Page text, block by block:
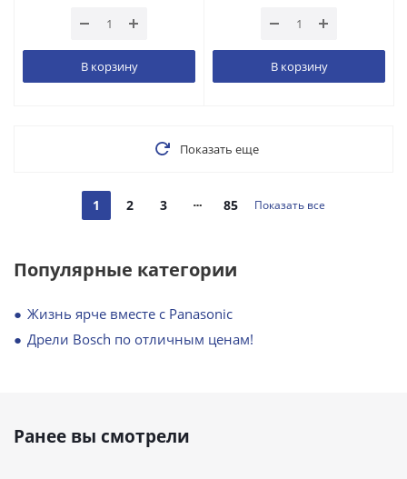
В корзину В корзину
Показать еще
1 2 3 85 Показать все
Популярные категории
Жизнь ярче вместе с Panasonic
Дрели Bosch по отличным ценам!
Ранее вы смотрели